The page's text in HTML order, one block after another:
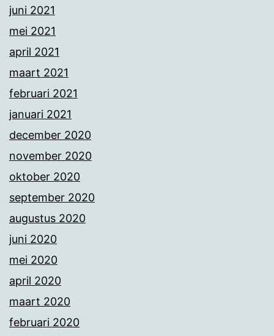
juni 2021
mei 2021
april 2021
maart 2021
februari 2021
januari 2021
december 2020
november 2020
oktober 2020
september 2020
augustus 2020
juni 2020
mei 2020
april 2020
maart 2020
februari 2020